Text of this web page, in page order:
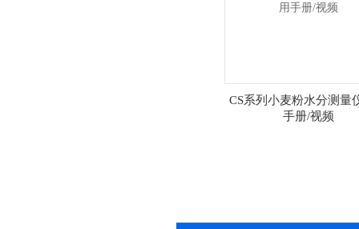
CS系列小麦粉水分测量
手册/视频